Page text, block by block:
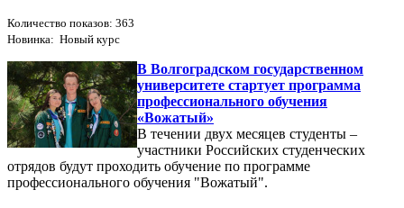
Количество показов: 363
Новинка: Новый курс
В Волгоградском государственном
университете стартует программа
профессионального обучения
«Вожатый»
В течении двух месяцев студенты –
участники Российских студенческих
отрядов будут проходить обучение по программе
профессионального обучения "Вожатый".